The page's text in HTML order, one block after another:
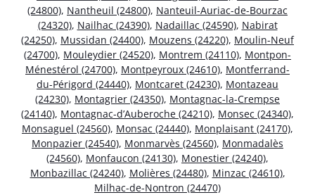
(24800), Nantheuil (24800), Nanteuil-Auriac-de-Bourzac
(24320), Nailhac (24390), Nadaillac (24590), Nabirat
(24250), Mussidan (24400), Mouzens (24220), Moulin-Neuf
(24700), Mouleydier (24520), Montrem (24110), Montpon-
Ménestérol (24700), Montpeyroux (24610), Montferrand-
du-Périgord (24440), Montcaret (24230), Montazeau
(24230), Montagrier (24350), Montagnac-la-Crempse
(24140), Montagnac-d’Auberoche (24210), Monsec (24340),
Monsaguel (24560), Monsac (24440), Monplaisant (24170),
Monpazier (24540), Monmarvès (24560), Monmadalès
(24560), Monfaucon (24130), Monestier (24240),
Monbazillac (24240), Molières (24480), Minzac (24610),
Milhac-de-Nontron (24470)